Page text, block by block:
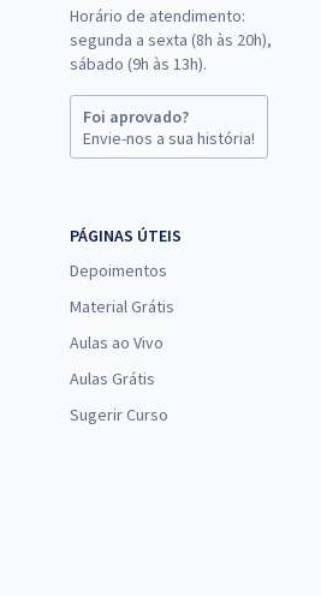
Horário de atendimento:
segunda a sexta (8h às 20h),
sábado (9h às 13h).
Foi aprovado?
Envie-nos a sua história!
PÁGINAS ÚTEIS
Depoimentos
Material Grátis
Aulas ao Vivo
Aulas Grátis
Sugerir Curso